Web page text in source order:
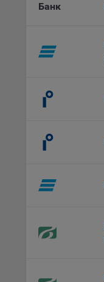
Банк